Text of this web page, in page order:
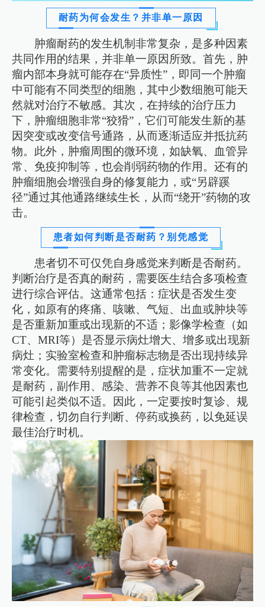
耐药为何会发生？并非单一原因
肿瘤耐药的发生机制非常复杂，是多种因素
共同作用的结果，并非单一原因所致。首先，肿
瘤内部本身就可能存在“异质性”，即同一个肿瘤
中可能有不同类型的细胞，其中少数细胞可能天
然就对治疗不敏感。其次，在持续的治疗压力
下，肿瘤细胞非常“狡猾”，它们可能发生新的基
因突变或改变信号通路，从而逐渐适应并抵抗药
物。此外，肿瘤周围的微环境，如缺氧、血管异
常、免疫抑制等，也会削弱药物的作用。还有的
肿瘤细胞会增强自身的修复能力，或“另辟蹊
径”通过其他通路继续生长，从而“绕开”药物的攻
击。
患者如何判断是否耐药？别凭感觉
患者切不可仅凭自身感觉来判断是否耐药。
判断治疗是否真的耐药，需要医生结合多项检查
进行综合评估。这通常包括：症状是否发生变
化，如原有的疼痛、咳嗽、气短、出血或肿块等
是否重新加重或出现新的不适；影像学检查（如
CT、MRI等）是否显示病灶增大、增多或出现新
病灶；实验室检查和肿瘤标志物是否出现持续异
常变化。需要特别提醒的是，症状加重不一定就
是耐药，副作用、感染、营养不良等其他因素也
可能引起类似不适。因此，一定要按时复诊、规
律检查，切勿自行判断、停药或换药，以免延误
最佳治疗时机。